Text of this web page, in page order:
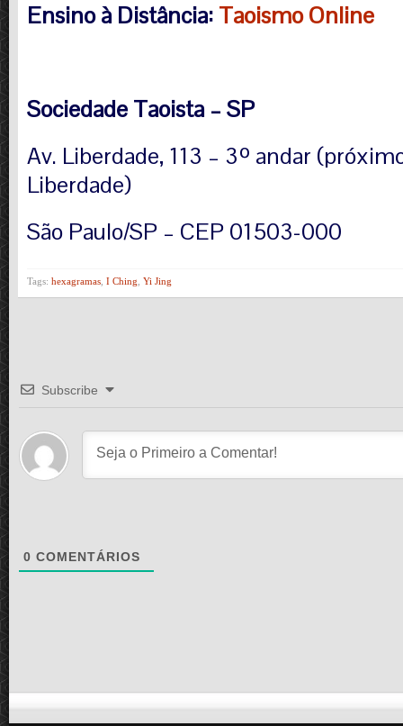
Ensino à Distância: Taoismo Online
Sociedade Taoista – SP
Av. Liberdade, 113 – 3º andar
Liberdade)
São Paulo/SP – CEP 01503-000
Tags: hexagramas I Ching Yi Jing
Subscribe
0 COMENTÁRIOS